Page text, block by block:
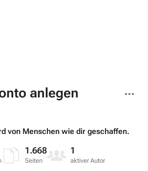
anlegen
Aktionen
von Menschen wie dir geschaffen.
1.668
Seiten
1
aktiver Autor